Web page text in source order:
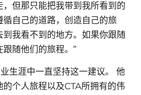
但那只能把我带到我所看到的
自己的道路，创造自己的旅
到我看不到的地方。如果你跟随
随他们的旅程。”
生涯中一直坚持这一建议。 他
的个人旅程以及CTA所拥有的伟